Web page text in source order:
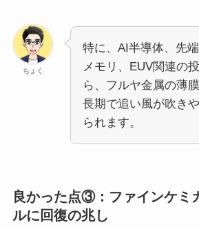
ちょく
特に、AI半導体、先端
メモリ、EUV関連の
ら、フルヤ金属の薄
長期で追い風が吹き
られます。
良かった点③：ファインケミ
ルに回復の兆し